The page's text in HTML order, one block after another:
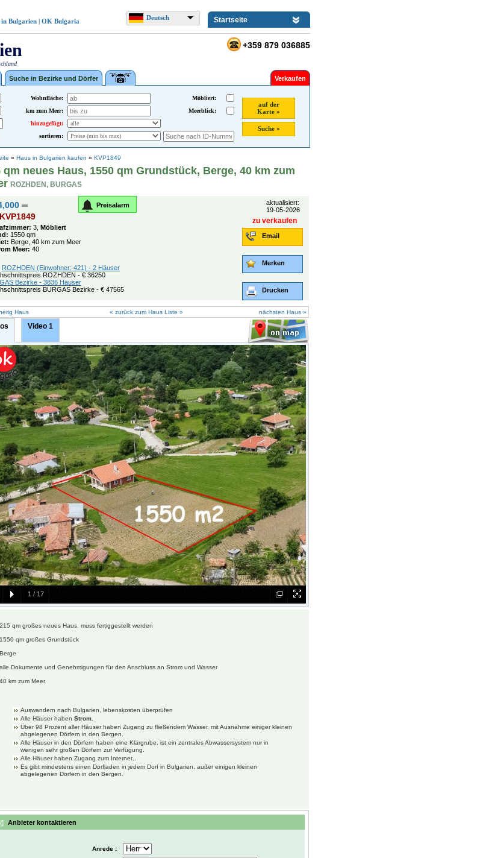
Bulgarien | OK Bulgaria Deutsch Startseite
+359 879 036885
Suche in Bezirke und Dörfer Verkaufen
Wohnfläche: Möbliert:
auf der
Karte »
Suche »
km zum Meer:
Meerblick:
hinzugefügt:
sortieren:
» Haus in Bulgarien kaufen » KVP1849
qm neues Haus, 1550 qm Grundstück, Berge, 40 km zum
ROZHDEN, BURGAS
Preisalarm
aktualisiert:
19-05-2026
zu verkaufen
Email
Merken
Drucken
KVP1849
3, Möbliert
1550 qm
Berge, 40 km zum Meer
Meer: 40
ROZHDEN (Einwohner: 421) - 2 Häuser
ROZHDEN - € 36250
Bezirke - 3836 Häuser
BURGAS Bezirke - € 47565
Haus « zurück zum Haus Liste » nächsten Haus »
Video 1
1 / 17
215 qm großes neues Haus, muss fertiggestellt werden
1550 qm großes Grundstück
Berge
alle Dokumente und Genehmigungen für den Anschluss an Strom und Wasser
40 km zum Meer
Auswandern nach Bulgarien, lebenskosten überprüfen
Alle Häuser haben Strom.
Über 98 Prozent aller Häuser haben Zugang zu fließendem Wasser, mit Ausnahme einiger kleinen
abgelegenen Dörfern in den Bergen.
Alle Häuser in den Dörfern haben eine Klärgrube, ist ein zentrales Abwassersystem nur in
wenigen sehr großen Dörfern zur Verfügung.
Alle Häuser haben Zugang zum Internet..
Es gibt mindestens einen Dorfladen in jedem Dorf in Bulgarien, außer einigen kleinen
abgelegenen Dörfern in den Bergen.
Anbieter kontaktieren
Anrede :